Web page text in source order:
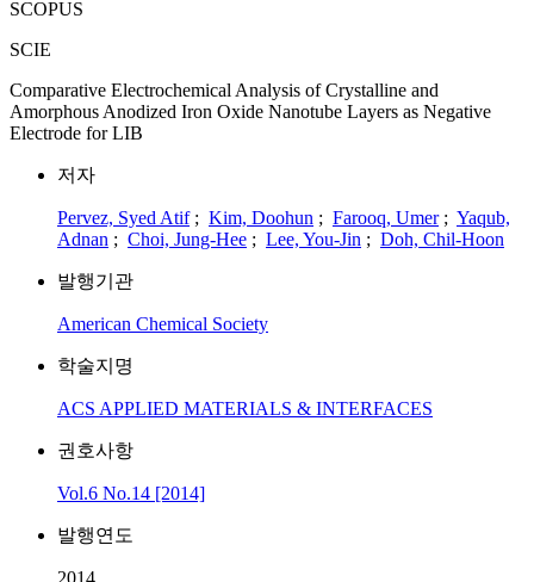
SCOPUS
SCIE
Comparative Electrochemical Analysis of Crystalline and
Amorphous Anodized Iron Oxide Nanotube Layers as Negative
Electrode for LIB
저자
Pervez, Syed Atif; Kim, Doohun ; Farooq, Umer; Yaqub,
Adnan ; Choi, Jung-Hee ; Lee, You-Jin ; Doh, Chil-Hoon
발행기관
American Chemical Society
학술지명
ACS APPLIED MATERIALS & INTERFACES
권호사항
Vol.6 No.14 [2014]
발행연도
2014